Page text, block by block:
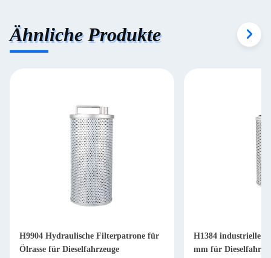
Ähnliche Produkte
H9904 Hydraulische Filterpatrone für
Ölrasse für Dieselfahrzeuge
H1384 industrielle
mm für